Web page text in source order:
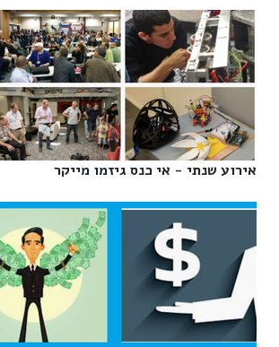
אירוע שנתי - אי כנס גיזמו מייקר‎